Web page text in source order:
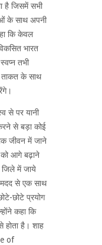
है जिसमें सभी
के साथ अपनी
कि केवल
भारत
तभी
ताकत के साथ
से पर यानी
से बड़ा कोई
जीवन में जाने
को आगे बढ़ाने
में जाये
से एक साथ
छोटे प्रयोग
कहा कि
होता है। शाह
of